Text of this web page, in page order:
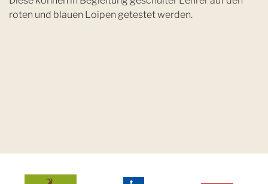
roten und blauen Loipen getestet werden.